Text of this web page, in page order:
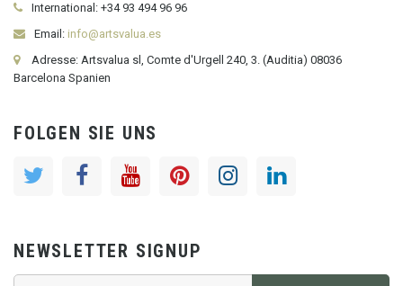
International: +34 93 494 96 96
Email: info@artsvalua.es
Adresse: Artsvalua sl, Comte d'Urgell 240, 3. (Auditia) 08036
Barcelona Spanien
FOLGEN SIE UNS
NEWSLETTER SIGNUP